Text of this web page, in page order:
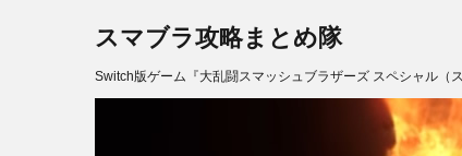
スマブラ攻略まとめ隊
Switch版ゲーム『大乱闘スマッシュブラザーズ スペシャル（